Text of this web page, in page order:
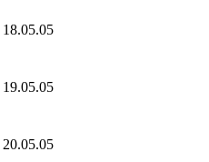
18.05.05
19.05.05
20.05.05